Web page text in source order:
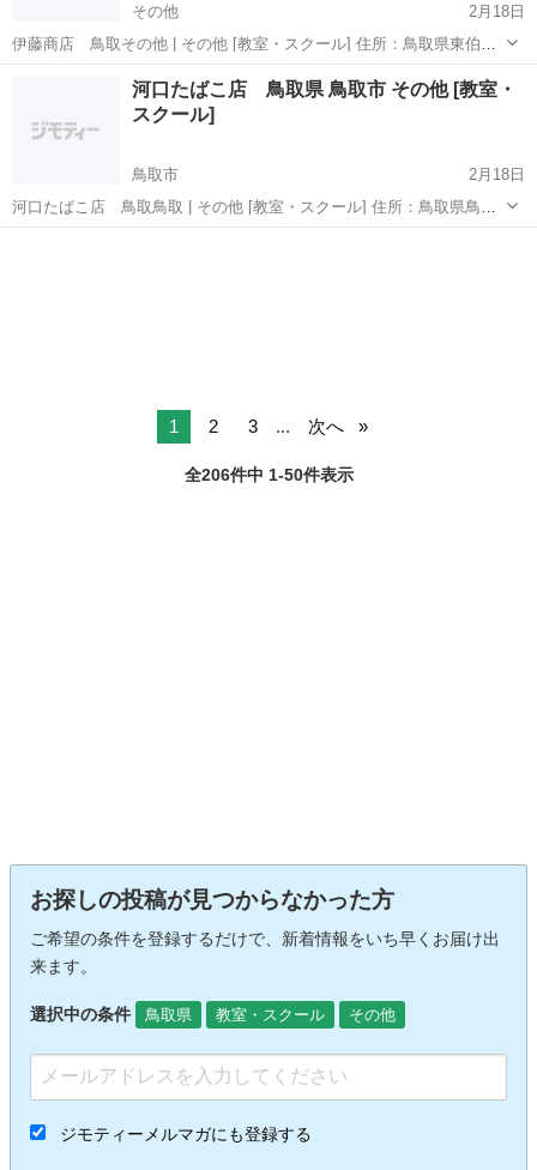
その他
2月18日
伊藤商店 鳥取その他 | その他 [教室・スクール] 住所：鳥取県東伯郡
北栄町亀谷４３５−３ 電話番号：0858-37-2280 この投稿はその他のそ
の他の教育、スクール等の教室の情報です。 この投稿は投稿日時点
その他 その他 伊藤
河口たばこ店 鳥取県 鳥取市 その他 [教室・
スクール]
鳥取市
2月18日
河口たばこ店 鳥取鳥取 | その他 [教室・スクール] 住所：鳥取県鳥取
市立川町１丁目８５−２ 電話番号：0857-23-1300 この投稿は鳥取のそ
1 2 3 ... 次へ
全206件中 1-50件表示
お探しの投稿が見つからなかった方
ご希望の条件を登録するだけで、新着情報をいち早くお届け出
来ます。
選択中の条件 鳥取県 教室・スクール その他
ジモティーメルマガにも登録する